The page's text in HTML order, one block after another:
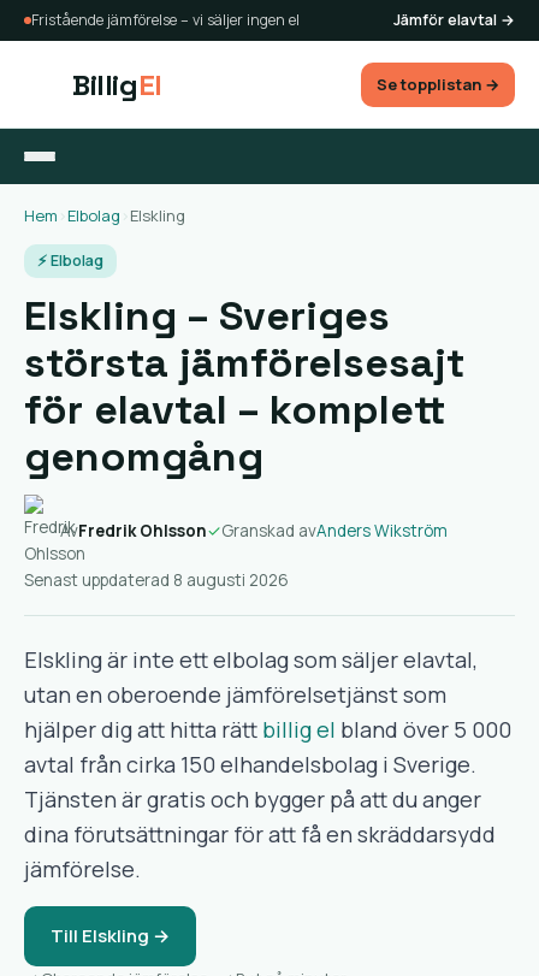
Fristående jämförelse – vi säljer ingen el Jämför elavtal →
BilligEl Se topplistan →
Hem Elbolag Elskling
⚡ Elbolag
Elskling – Sveriges
största jämförelsesajt
för elavtal – komplett
genomgång
AvFredrik Ohlsson✓Granskad avAnders Wikström
Senast uppdaterad 8 augusti 2026
Elskling är inte ett elbolag som säljer elavtal,
utan en oberoende jämförelsetjänst som
hjälper dig att hitta rätt billig el bland över 5 000
avtal från cirka 150 elhandelsbolag i Sverige.
Tjänsten är gratis och bygger på att du anger
dina förutsättningar för att få en skräddarsydd
jämförelse.
Till Elskling →